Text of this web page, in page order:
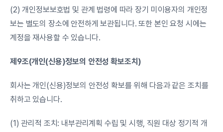
(2) 개인정보보호법 및 관계 법령에 따라 장기 미이용자의 개인정
보는 별도의 장소에 안전하게 보관됩니다. 또한 본인 요청 시에는
계정을 재사용할 수 있습니다.
제9조(개인(신용)정보의 안전성 확보조치)
회사는 개인(신용)정보의 안전성 확보를 위해 다음과 같은 조치를
취하고 있습니다.
(1) 관리적 조치: 내부관리계획 수립 및 시행, 직원 대상 정기적 개